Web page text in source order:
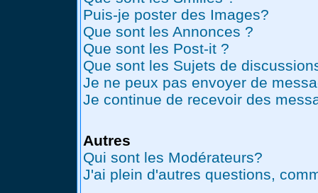
Puis-je poster des Images?
Que sont les Annonces ?
Que sont les Post-it ?
Que sont les Sujets de
Je ne peux pas envoyer de
Je continue de recevoir des
Autres
Qui sont les Modérateurs?
J'ai plein d'autres questions,